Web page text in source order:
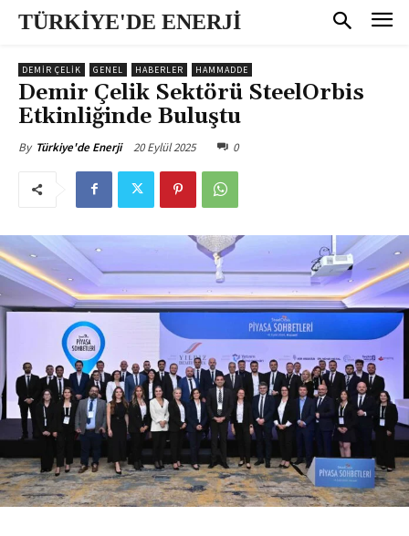
TÜRKİYE'DE ENERJİ
DEMİR ÇELİK GENEL HABERLER HAMMADDE
Demir Çelik Sektörü SteelOrbis
Etkinliğinde Buluştu
By Türkiye'de Enerji 20 Eylül 2025 0